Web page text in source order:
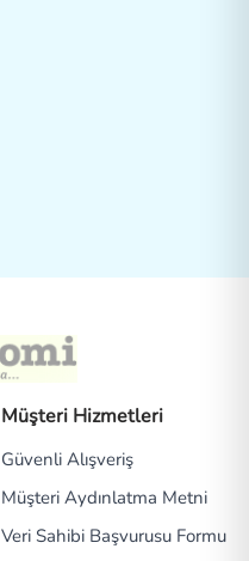
Müşteri Hizmetleri
Güvenli Alışveriş
Müşteri Aydınlatma Metni
Veri Sahibi Başvurusu Formu